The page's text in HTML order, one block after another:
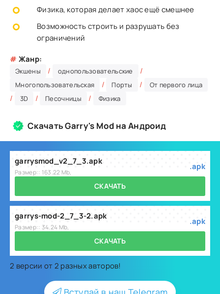
Физика, которая делает хаос ещё смешнее
Возможность строить и разрушать без
ограничений
# Жанр:
Экшены / однопользовательские /
Многопользовательская / Порты / От первого лица
/ 3D / Песочницы / Физика
Скачать Garry's Mod на Андроид
garrysmod_v2_7_3.apk
Размер:: 163.22 Mb,
.apk
СКАЧАТЬ
garrys-mod-2_7_3-2.apk
Размер:: 34.24 Mb,
.apk
СКАЧАТЬ
2 версии от 2 разных авторов!